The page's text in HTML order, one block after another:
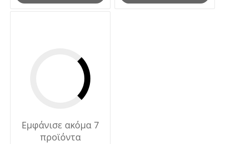
Εμφάνισε ακόμα 7
προϊόντα